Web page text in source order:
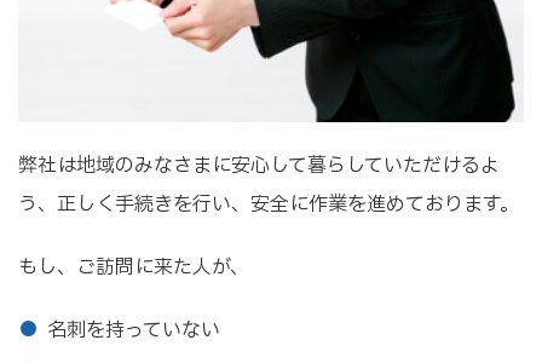
弊社は地域のみなさまに安心して暮らしていただけるよ
う、正しく手続きを行い、安全に作業を進めております。
もし、ご訪問に来た人が、
名刺を持っていない